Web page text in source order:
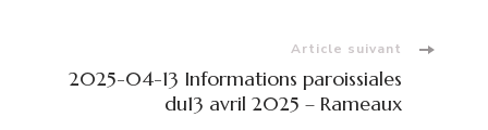
Article suivant
2025-04-13 Informations paroissiales
du13 avril 2025 – Rameaux